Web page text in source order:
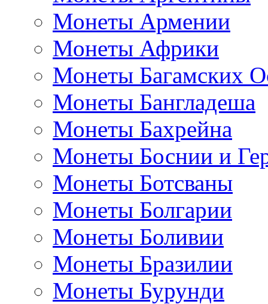
Монеты Армении
Монеты Африки
Монеты Багамских
Монеты Бангладеша
Монеты Бахрейна
Монеты Боснии и
Монеты Ботсваны
Монеты Болгарии
Монеты Боливии
Монеты Бразилии
Монеты Бурунди